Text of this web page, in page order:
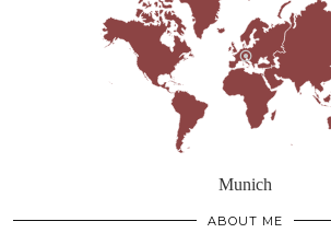
Munich
ABOUT ME